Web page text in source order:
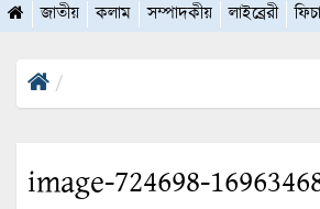
জাতীয় কলাম সম্পাদকীয় লাইব্রেরী
image-724698-